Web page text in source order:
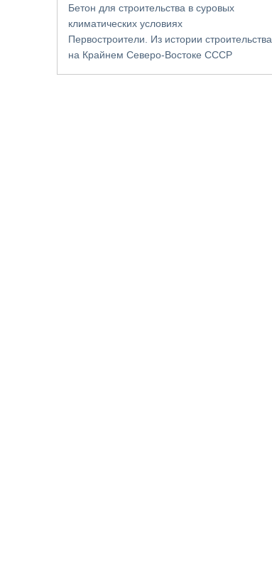
Бетон для строительства в суровых
климатических условиях
Первостроители. Из истории строительства
на Крайнем Северо-Востоке СССР